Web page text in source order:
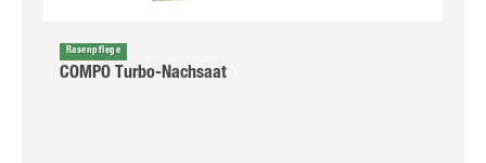
Rasenpflege
COMPO Turbo-Nachsaat